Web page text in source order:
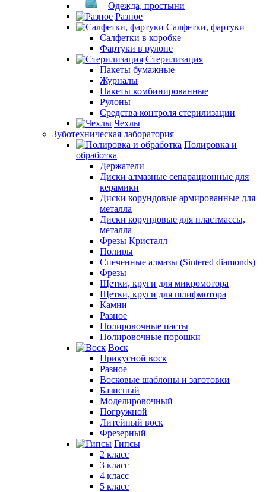
Одежда, простыни
Разное
Салфетки, фартуки
Салфетки в коробке
Фартуки в рулоне
Стерилизация
Пакеты бумажные
Журналы
Пакеты комбинированные
Рулоны
Средства контроля стерилизации
Чехлы
Зуботехническая лаборатория
Полировка и
обработка
Держатели
Диски алмазные сепарационные для
керамики
Диски корундовые армированные для
металла
Диски корундовые для пластмассы,
металла
Фрезы Кристалл
Полиры
Спеченные алмазы (Sintered diamonds)
Фрезы
Щетки, круги для микромотора
Щетки, круги для шлифмотора
Камни
Разное
Полировочные пасты
Полировочные порошки
Воск
Прикусной воск
Разное
Восковые шаблоны и заготовки
Базисный
Моделировочный
Погружной
Литейный воск
Фрезерный
Гипсы
2 класс
3 класс
4 класс
5 класс